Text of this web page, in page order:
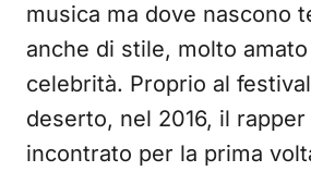
musica ma dove nascono
anche di stile, molto
celebrità. Proprio al
deserto, nel 2016, il rapper
incontrato per la prima